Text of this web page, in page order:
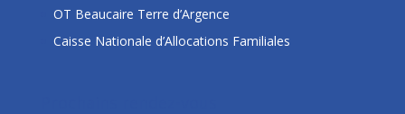
OT Beaucaire Terre d’Argence
Caisse Nationale d’Allocations Familiales